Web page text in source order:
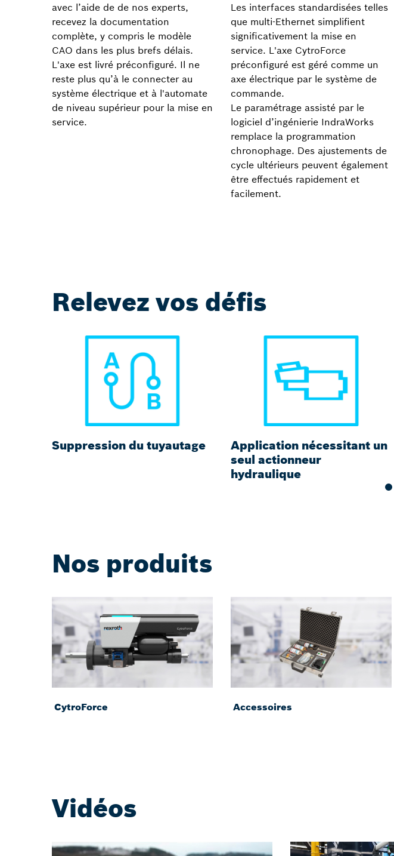
avec l’aide de de nos experts,
recevez la documentation
complète, y compris le modèle
CAO dans les plus brefs délais.
L'axe est livré préconfiguré. Il ne
reste plus qu’à le connecter au
système électrique et à l'automate
de niveau supérieur pour la mise en
service.
Les interfaces standardisées telles
que multi-Ethernet simplifient
significativement la mise en
service. L'axe CytroForce
préconfiguré est géré comme un
axe électrique par le système de
commande.
Le paramétrage assisté par le
logiciel d’ingénierie IndraWorks
remplace la programmation
chronophage. Des ajustements de
cycle ultérieurs peuvent également
être effectués rapidement et
facilement.
Relevez vos défis
Suppression du tuyautage
Application nécessitant un
seul actionneur
hydraulique
Nos produits
CytroForce Accessoires
Vidéos